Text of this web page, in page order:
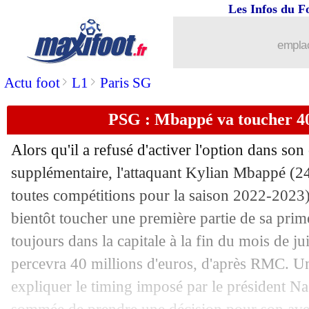
Actu foot> L1 > Paris SG
Les Infos du
PSG : Mbappé va toucher
Alors qu'il a refusé d'activer l'option dans son
supplémentaire, l'attaquant Kylian Mbappé
toutes compétitions pour la saison 2022-
bientôt toucher une première partie de sa
toujours dans la capitale à la fin du mois de
percevra 40 millions d'euros, d'après RMC.
expliquer le timing imposé par le président
Lyon: Lacazette évoque sa relation
06/07 Man City
06/07 PSG: le message d'adieu de Galtier
06/07 PSG : Asensio, c'est signé (officiel)
06/07 PSG: Mbappé, Liverpool offrirait
06/07 Lens: Akpom ciblé pour l'après-
PHOTO: L. Hernandez déjà copain
06/07 Lens : Openda, Leipzig s'est déplacé